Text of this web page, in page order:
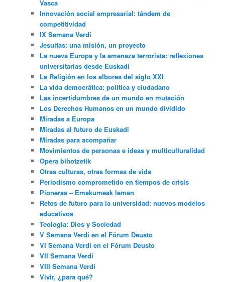
Vasca
Innovación social empresarial: tándem de
competitividad
IX Semana Verdi
Jesuitas: una misión, un proyecto
La nueva Europa y la amenaza terrorista: reflexiones
universitarias desde Euskadi
La Religión en los albores del siglo XXI
La vida democrática: política y ciudadano
Las incertidumbres de un mundo en mutación
Los Derechos Humanos en un mundo dividido
Miradas a Europa
Miradas al futuro de Euskadi
Miradas para acompañar
Movimientos de personas e ideas y multiculturalidad
Opera bihotzetik
Otras culturas, otras formas de vida
Periodismo comprometido en tiempos de crisis
Pioneras – Emakumeak leman
Retos de futuro para la universidad: nuevos modelos
educativos
Teología: Dios y Sociedad
V Semana Verdi en el Fórum Deusto
VI Semana Verdi en el Fórum Deusto
VII Semana Verdi
VIII Semana Verdi
Vivir, ¿para qué?